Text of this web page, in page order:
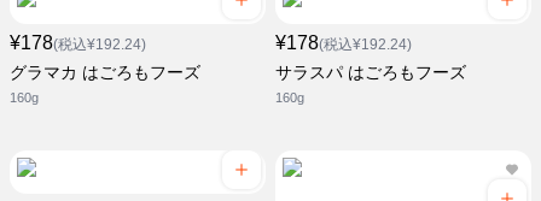
¥178(税込¥192.24)
グラマカ はごろもフーズ
160g
¥178(税込¥192.24)
サラスパ はごろもフーズ
160g